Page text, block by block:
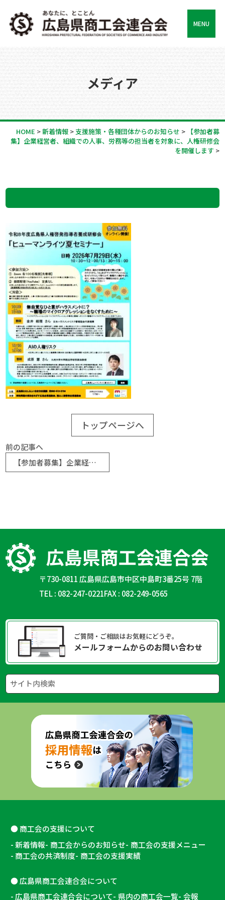
MENU
メディア
HOME >新着情報> 支援施策・各種団体からのお知らせ > 【参加者募
集】企業経営者、組織での人事、労務等の担当者を対象に、人権研修会
を開催します >
トップページへ
前の記事へ
【参加者募集】企業経営者、組織での人事、労務等の担当者を対象に、人権研修会を開催します
〒730-0811 広島県広島市中区中島町3番25号 7階
TEL : 082-247-0221FAX : 082-249-0565
ご質問・ご相談はお気軽にどうぞ。
メールフォームからのお問い合わせ
商工会の支援について
新着情報 商工会からのお知らせ 商工会の支援メニュー
商工会の共済制度 商工会の支援実績
広島県商工会連合会について
広島県商工会連合会について 県内の商工会一覧 会報